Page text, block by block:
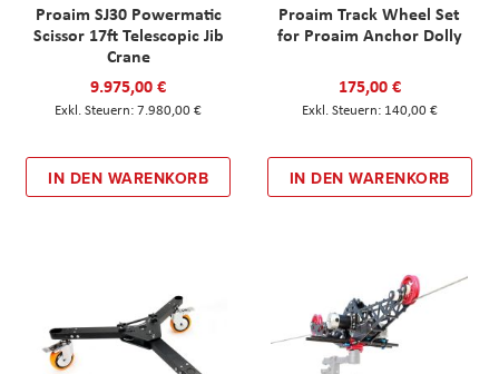
Proaim SJ30 Powermatic
Scissor 17ft Telescopic Jib
Crane
9.975,00 €
7.980,00 €
IN DEN WARENKORB
Proaim Track Wheel Set
for Proaim Anchor Dolly
175,00 €
140,00 €
IN DEN WARENKORB